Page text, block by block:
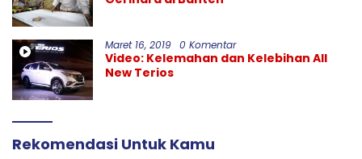
Maret 16, 2019 0 Komentar
Video: Kelemahan dan Kelebihan All
New Terios
Rekomendasi Untuk Kamu